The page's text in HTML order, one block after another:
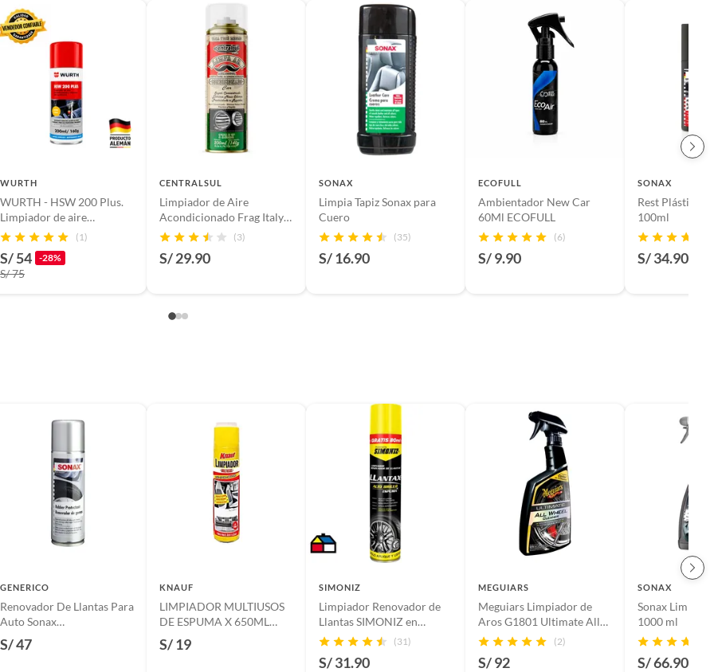
tienen:
productos para asfalto, hormigón, albañilería.
productos para asfalto.
tecnología, línea blanca, colchones, muebles, bicicletas y
WURTH
WURTH - HSW 200 Plus.
Limpiador de aire
acondicionado de 200ml
(1)
S/ 54 -28%
S/ 75
CENTRALSUL
Limpiador de Aire
Acondicionado Frag Italy
200 ml
(3)
S/ 29.90
SONAX
Limpia Tapiz Sonax para
Cuero
(35)
S/ 16.90
ECOFULL
Ambientador New Car
60Ml ECOFULL
(6)
S/ 9.90
SONAX
Rest Plásticos
100ml
S/ 34.90
GENERICO
Renovador De Llantas Para
Auto Sonax
300mlgomaneumaticos
S/ 47
KNAUF
LIMPIADOR MULTIUSOS
DE ESPUMA X 650ML
KNAUF
S/ 19
SIMONIZ
Limpiador Renovador de
Llantas SIMONIZ en
Espuma 480ml
(31)
S/ 31.90
MEGUIARS
Meguiars Limpiador de
Aros G1801 Ultimate All
Wheel Cleaner
(2)
S/ 92
SONAX
Sonax Limpia
1000 ml
S/ 66.90